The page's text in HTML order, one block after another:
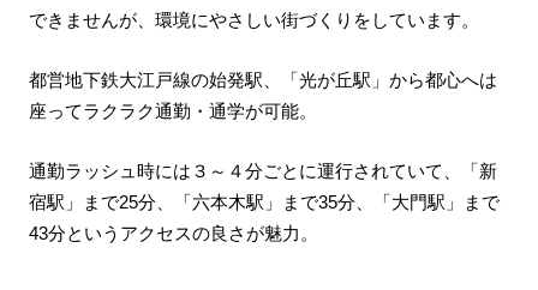
できませんが、環境にやさしい街づくりをしています。
都営地下鉄大江戸線の始発駅、「光が丘駅」から都心へは
座ってラクラク通勤・通学が可能。
通勤ラッシュ時には３～４分ごとに運行されていて、「新
宿駅」まで25分、「六本木駅」まで35分、「大門駅」まで
43分というアクセスの良さが魅力。